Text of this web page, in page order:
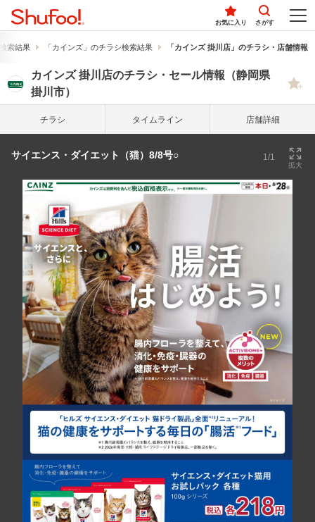
お気に入り さがす
索結果 「カインズ」のチラシ検索結果 「カインズ 掛川店」のチラシ・店舗情報
カインズ 掛川店のチラシ・セール情報（静岡県
掛川市）
チラシ タイム ライン 店舗詳細
サイエンス・ダイエット（猫）8/8号○ 1/1
拡大